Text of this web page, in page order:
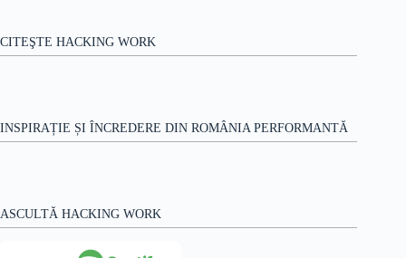
CITEŞTE HACKING WORK
INSPIRAȚIE ȘI ÎNCREDERE DIN ROMÂNIA PERFORMANTĂ
ASCULTĂ HACKING WORK